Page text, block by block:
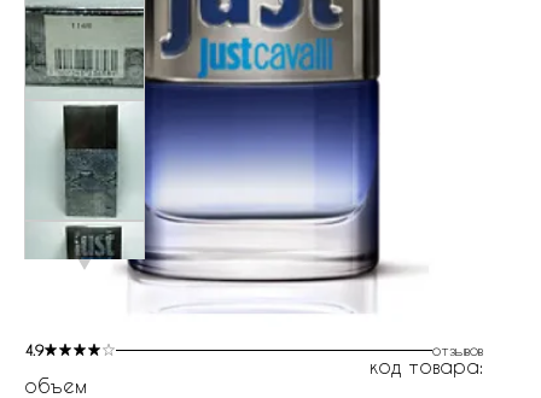
4.9 отзывов
код товара:
объем